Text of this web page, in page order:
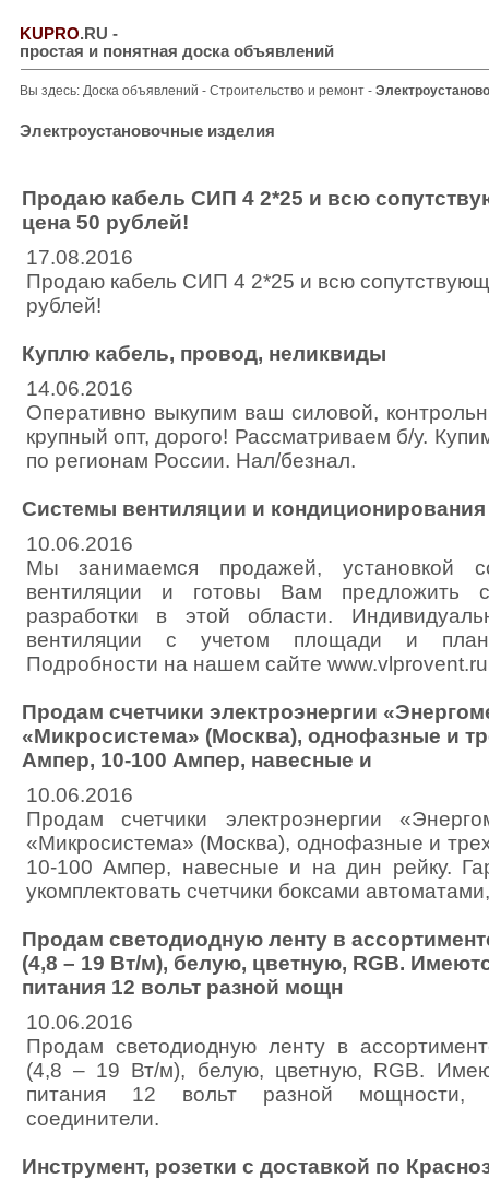
KUPRO.RU -
простая и понятная доска объявлений
Вы здесь: Доска объявлений - Строительство и ремонт -
Электроустановочные изделия
Продаю кабель СИП 4 2*25 и всю
цена 50 рублей!
17.08.2016
Продаю кабель СИП 4 2*25 и всю
рублей!
Куплю кабель, провод, неликвиды
14.06.2016
Оперативно выкупим ваш силовой,
крупный опт, дорого! Рассматриваем б/у.
по регионам России. Нал/безнал.
Системы вентиляции и кондиционирования
10.06.2016
Мы занимаемся продажей, установкой
вентиляции и готовы Вам предложить
разработки в этой области.
вентиляции с учетом площади и
Подробности на нашем сайте www.vlprovent.ru
Продам счетчики электроэнергии
«Микросистема» (Москва), однофазные и
Ампер, 10-100 Ампер, навесные и
10.06.2016
Продам счетчики электроэнергии
«Микросистема» (Москва), однофазные и
10-100 Ампер, навесные и на дин рейку.
укомплектовать счетчики боксами
Продам светодиодную ленту в
(4,8 – 19 Вт/м), белую, цветную, RGB.
питания 12 вольт разной мощн
10.06.2016
Продам светодиодную ленту в
(4,8 – 19 Вт/м), белую, цветную, RGB.
питания 12 вольт разной мощности,
соединители.
Инструмент, розетки с доставкой по